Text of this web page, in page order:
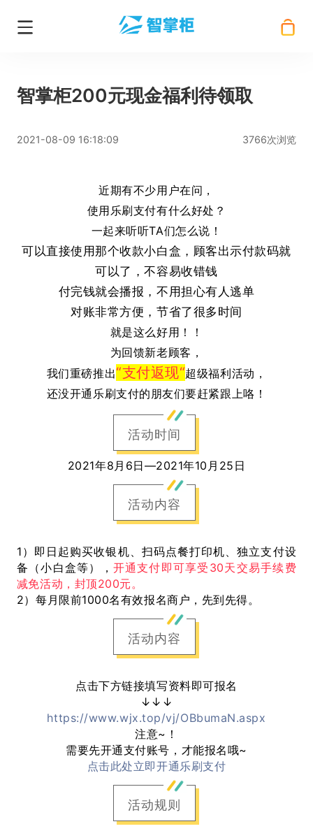
智掌柜200元现金福利待领取
2021-08-09 16:18:09 3766次浏览
近期有不少用户在问，
使用乐刷支付有什么好处？
一起来听听TA们怎么说！
可以直接使用那个收款小白盒，顾客出示付款码就
可以了，不容易收错钱
付完钱就会播报，不用担心有人逃单
对账非常方便，节省了很多时间
就是这么好用！！
为回馈新老顾客，
我们重磅推出“支付返现“超级福利活动，
还没开通乐刷支付的朋友们要赶紧跟上咯！
活动时间
2021年8月6日—2021年10月25日
活动内容
1）即日起购买收银机、扫码点餐打印机、独立支付设
备（小白盒等）， 开通支付即可享受30天交易手续费
减免活动，封顶200元。
2）每月限前1000名有效报名商户，先到先得。
活动内容
点击下方链接填写资料即可报名
↓↓↓
https://www.wjx.top/vj/OBbumaN.aspx
注意~！
需要先开通支付账号，才能报名哦~
点击此处立即开通乐刷支付
活动规则